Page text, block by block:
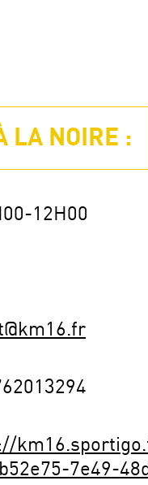
LA NOIRE :
12H00
7e49-